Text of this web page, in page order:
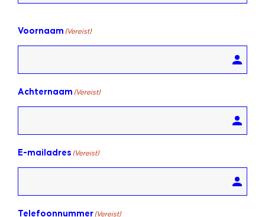
Voornaam (Vereist)
Achternaam (Vereist)
E-mailadres (Vereist)
Telefoonnummer (Vereist)